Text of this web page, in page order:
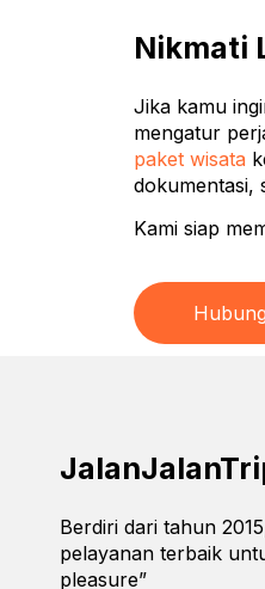
Nikmati
Jika kamu
mengatur
paket wisata
dokumentasi,
Kami siap
Berdiri dari tahun
pelayanan terbaik
pleasure”